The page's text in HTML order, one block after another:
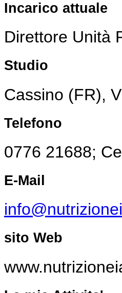
Incarico attuale
Direttore Unità
Studio
Cassino (FR),
Telefono
0776 21688;
E-Mail
sito Web